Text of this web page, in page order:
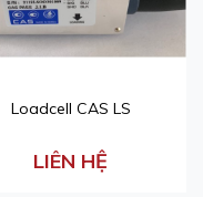
Loadcell CAS LS
LIÊN HỆ